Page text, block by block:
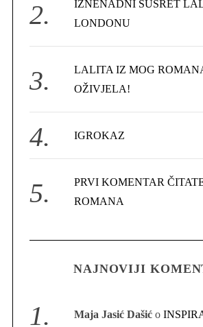
IZNENADNI SUSRET
LONDONU
LALITA IZ MOG
OŽIVJELA!
IGROKAZ
PRVI KOMENTAR
ROMANA
NAJNOVIJI
Maja Jasić Dašić o
e